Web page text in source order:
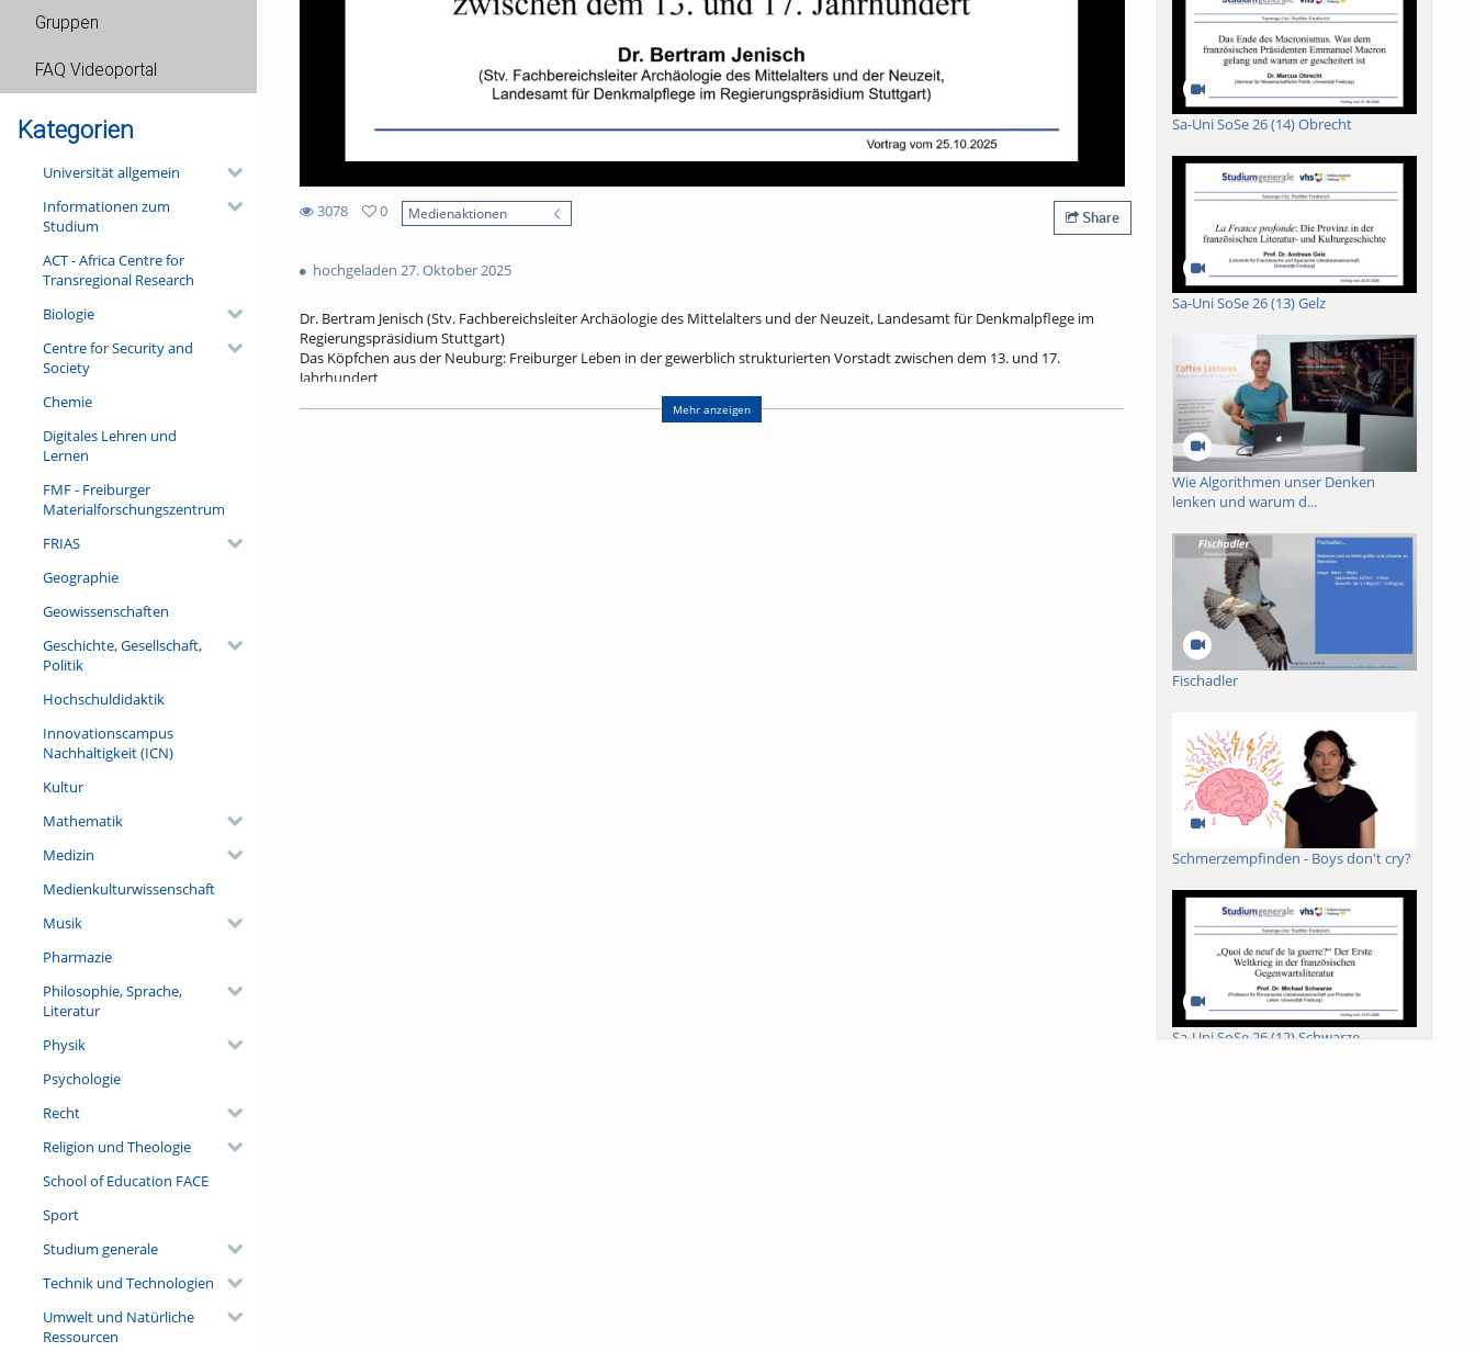
Gruppen
FAQ Videoportal
Kategorien
Universität allgemein
Informationen zum
Studium
ACT - Africa Centre for
Transregional Research
Biologie
Centre for Security and
Society
Chemie
Digitales Lehren und
Lernen
FMF - Freiburger
Materialforschungszentrum
FRIAS
Geographie
Geowissenschaften
Geschichte, Gesellschaft,
Politik
Hochschuldidaktik
Innovationscampus
Nachhaltigkeit (ICN)
Kultur
Mathematik
Medizin
Medienkulturwissenschaft
Musik
Pharmazie
Philosophie, Sprache,
Literatur
Physik
Psychologie
Recht
Religion und Theologie
School of Education FACE
Sport
Studium generale
Technik und Technologien
Umwelt und Natürliche
Ressourcen
3078
views
0
Medienaktionen Share
hochgeladen 27. Oktober 2025
Dr. Bertram Jenisch (Stv. Fachbereichsleiter Archäologie des Mittelalters und der Neuzeit, Landesamt für Denkmalpflege im
Regierungspräsidium Stuttgart)
Das Köpfchen aus der Neuburg: Freiburger Leben in der gewerblich strukturierten Vorstadt zwischen dem 13. und 17.
Jahrhundert
Bei den Rettungsgrabungen an der Albertstraße/ Ecke Habsburgerstraße in diesem Jahr wurde als singuläres Einzelstück das
Fragment einer Tonfigur gefunden. Der Kopf eines Mannes ist mit einer Gugelhaube bedeckt. Offenbar ist hier ein einfacher
Mehr anzeigen
Sa-Uni SoSe 26 (14) Obrecht
Sa-Uni SoSe 26 (13) Gelz
Wie Algorithmen unser Denken
lenken und warum d...
Fischadler
Schmerzempfinden - Boys don't cry?
Sa-Uni SoSe 26 (12) Schwarze